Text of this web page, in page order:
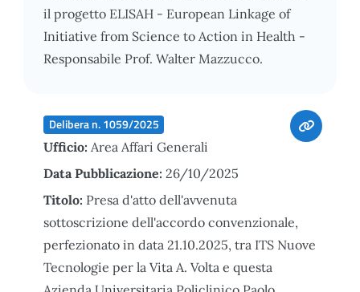
il progetto ELISAH - European Linkage of
Initiative from Science to Action in Health -
Responsabile Prof. Walter Mazzucco.
Delibera n. 1059/2025
Ufficio: Area Affari Generali
Data Pubblicazione: 26/10/2025
Titolo: Presa d'atto dell'avvenuta
sottoscrizione dell'accordo convenzionale,
perfezionato in data 21.10.2025, tra ITS Nuove
Tecnologie per la Vita A. Volta e questa